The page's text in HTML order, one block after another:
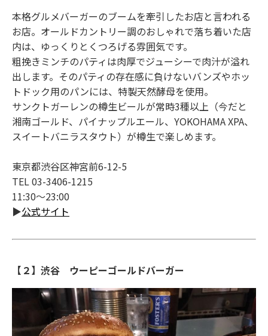
本格グルメバーガーのブームを牽引したお店と言われる
お店。オールドカントリー調のおしゃれで落ち着いた店
内は、ゆっくりとくつろげる雰囲気です。
粗挽きミンチのパティは肉厚でジューシーで肉汁が溢れ
出します。そのパティの存在感に負けないバンズやホッ
トドック用のパンには、特製天然酵母を使用。
サンクトガーレンの樽生ビールが常時3種以上（今だと
湘南ゴールド、パイナップルエール、YOKOHAMA XPA、
スイートバニラスタウト）が樽生で楽しめます。
東京都渋谷区神宮前6-12-5
TEL 03-3406-1215
11:30～23:00
▶公式サイト
【２】渋谷 ウーピーゴールドバーガー